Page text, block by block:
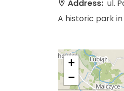
Address: ul.
A historic park in
+
−